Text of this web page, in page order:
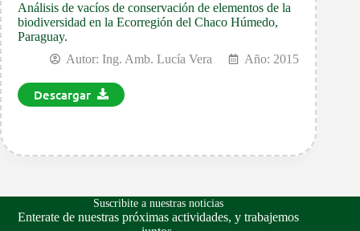
Análisis de vacíos de conservación de elementos de la
biodiversidad en la Ecorregión del Chaco Húmedo,
Paraguay.
Autor: Ing. Amb. Lucía Vera Año: 2015
Descargar
Suscribite a nuestras noticias
Enterate de nuestras próximas actividades, y trabajemos